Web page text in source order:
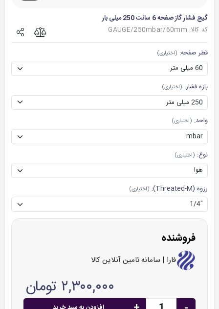
گیج فشار گاز صفحه 6 سانت 250 میلی بار
کد کالا: GAUGE/250mbar/60mm
قطر صفحه: (اختیاری)
بازه فشار: (اختیاری)
واحد: (اختیاری)
نوع: (اختیاری)
رزوه (Threated-M): (اختیاری)
فروشنده
فارا | سامانه تامین آنلاین کالا
۲,۳۰۰,۰۰۰ تومان